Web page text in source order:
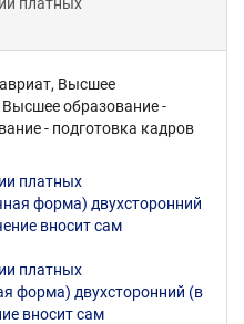
Высшее
Высшее образование -
- подготовка кадров
платных
форма) двухсторонний
вносит сам
платных
форма) двухсторонний (в
вносит сам